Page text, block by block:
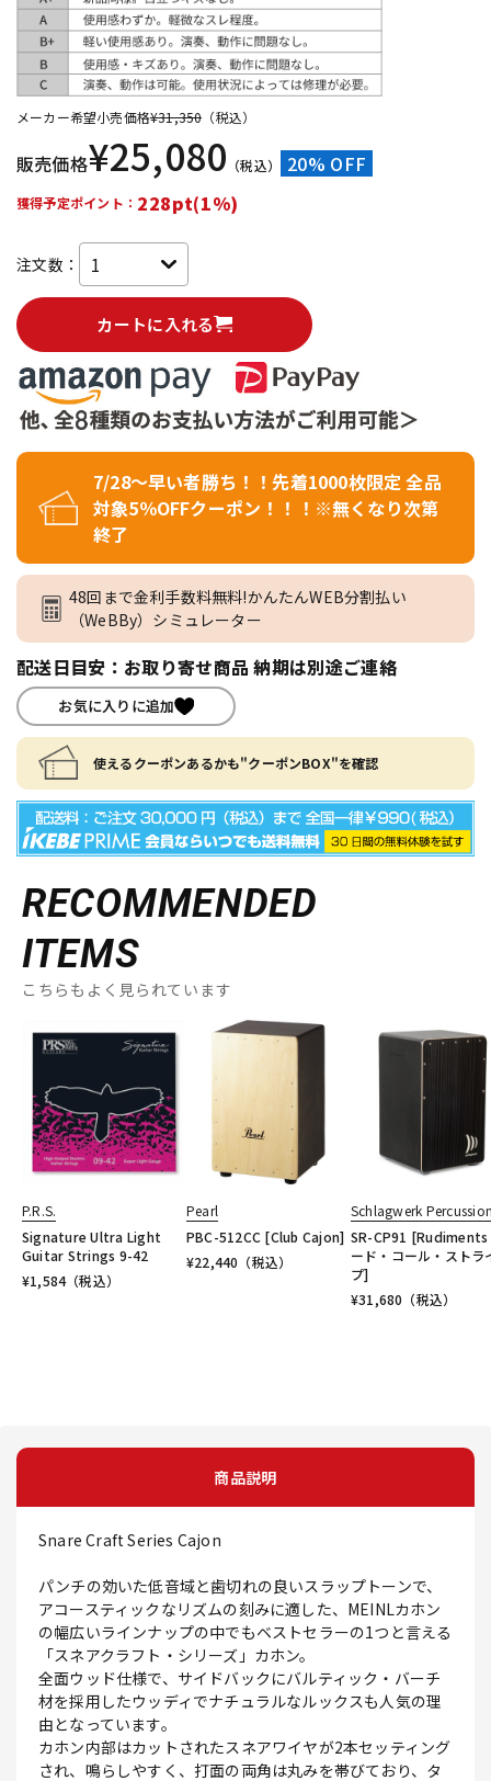
メーカー希望小売価格¥31,350 （税込）
販売価格¥25,080 （税込） 20% OFF
獲得予定ポイント： 228pt(1%)
注文数：
カートに入れる
7/28～早い者勝ち！！先着1000枚限定 全品
対象5％OFFクーポン！！！※無くなり次第
終了
48回まで金利手数料無料!かんたんWEB分割払い
（WeBBy）シミュレーター
配送日目安：お取り寄せ商品 納期は別途ご連絡
お気に入りに追加
使えるクーポンあるかも"クーポンBOX"を確認
RECOMMENDED
ITEMS
こちらもよく見られています
P.R.S.
Signature Ultra Light
Guitar Strings 9-42
¥1,584（税込）
Pearl
PBC-512CC [Club Cajon]
¥22,440 （税込）
Schlagwerk
SR-CP91
ード・コール・ストラ
プ]
¥31,680 （税込）
商品説明
Snare Craft Series Cajon
パンチの効いた低音域と歯切れの良いスラップトーンで、
アコースティックなリズムの刻みに適した、MEINLカホン
の幅広いラインナップの中でもベストセラーの1つと言える
「スネアクラフト・シリーズ」カホン。
全面ウッド仕様で、サイドバックにバルティック・バーチ
材を採用したウッディでナチュラルなルックスも人気の理
由となっています。
カホン内部はカットされたスネアワイヤが2本セッティング
され、鳴らしやすく、打面の両角は丸みを帯びており、タ